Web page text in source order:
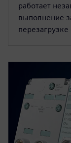
работает
выполнение